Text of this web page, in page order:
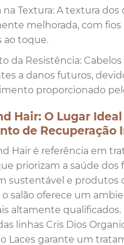
na Textura: A textura dos
melhorada, com fios
ao toque.
da Resistência: Cabelos
a danos futuros,
proporcionado
Hair: O Lugar
de Recuperação
Hair é referência em
priorizam a saúde dos
sustentável e produtos
salão oferece um
altamente
linhas Cris Dios
o Laces garante um